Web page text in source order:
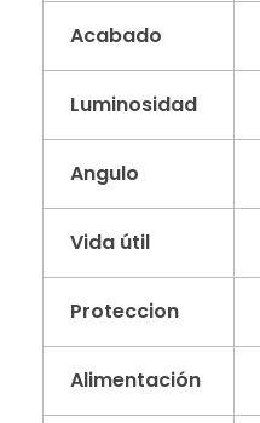
Acabado
Luminosidad
Angulo
Vida útil
Proteccion
Alimentación